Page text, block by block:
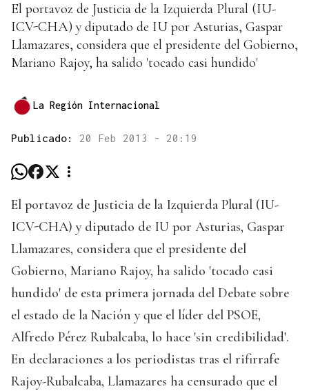
El portavoz de Justicia de la Izquierda Plural (IU-
ICV-CHA) y diputado de IU por Asturias, Gaspar
Llamazares, considera que el presidente del Gobierno,
Mariano Rajoy, ha salido 'tocado casi hundido'
La Región Internacional
Publicado: 20 Feb 2013 - 20:19
El portavoz de Justicia de la Izquierda Plural (IU-
ICV-CHA) y diputado de IU por Asturias, Gaspar
Llamazares, considera que el presidente del
Gobierno, Mariano Rajoy, ha salido 'tocado casi
hundido' de esta primera jornada del Debate sobre
el estado de la Nación y que el líder del PSOE,
Alfredo Pérez Rubalcaba, lo hace 'sin credibilidad'.
En declaraciones a los periodistas tras el rifirrafe
Rajoy-Rubalcaba, Llamazares ha censurado que el